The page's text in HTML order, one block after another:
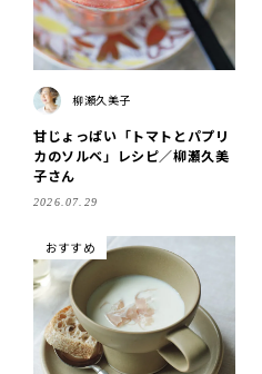
柳瀬久美子
甘じょっぱい「トマトとパプリ
カのソルベ」レシピ／柳瀬久美
子さん
2026.07.29
おすすめ